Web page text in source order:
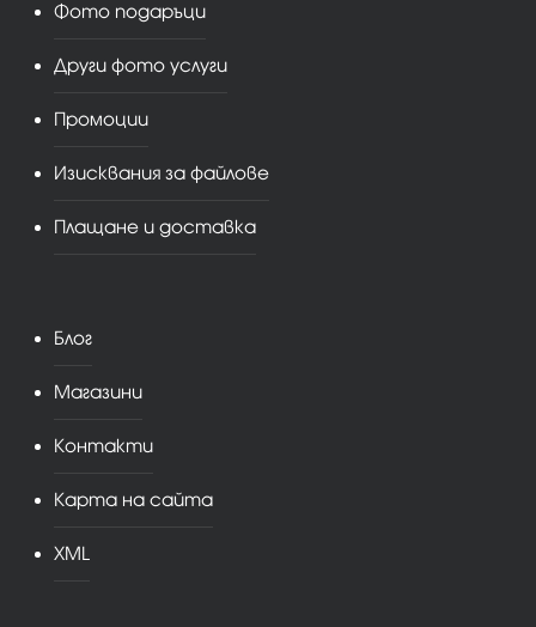
Фото подаръци
Други фото услуги
Промоции
Изисквания за файлове
Плащане и доставка
Блог
Магазини
Контакти
Карта на сайта
XML